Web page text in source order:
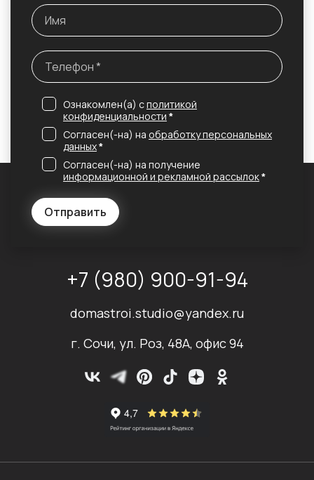
Отправить
Ознакомлен(а) сполитикой
конфиденциальности *
Согласен(-на) на обработку персональных
данных*
Согласен(-на) на получение
информационной и рекламной рассылок*
+7 (980) 900-91-94
domastroi.studio@yandex.ru
г. Сочи, ул. Роз, 48А, офис 94